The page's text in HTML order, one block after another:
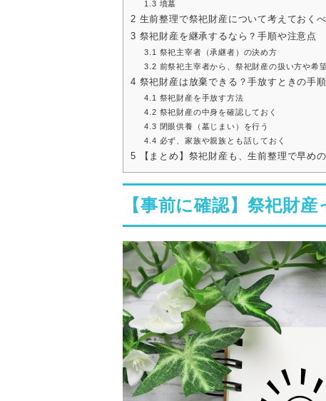
1.3 墳墓
2 生前整理で祭祀財産について考えておく
3 祭祀財産を継承するなら？手順や注意点
3.1 祭祀主宰者（承継者）の決め方
3.2 前祭祀主宰者から、祭祀財産の扱い方や希
4 祭祀財産は放棄できる？手放すときの手
4.1 祭祀財産を手放す方法
4.2 祭祀財産の中身を確認しておく
4.3 閉眼供養（墓じまい）を行う
4.4 必ず、家族や親族とも話しておく
5 【まとめ】祭祀財産も、生前整理で早め
【事前に確認】祭祀財